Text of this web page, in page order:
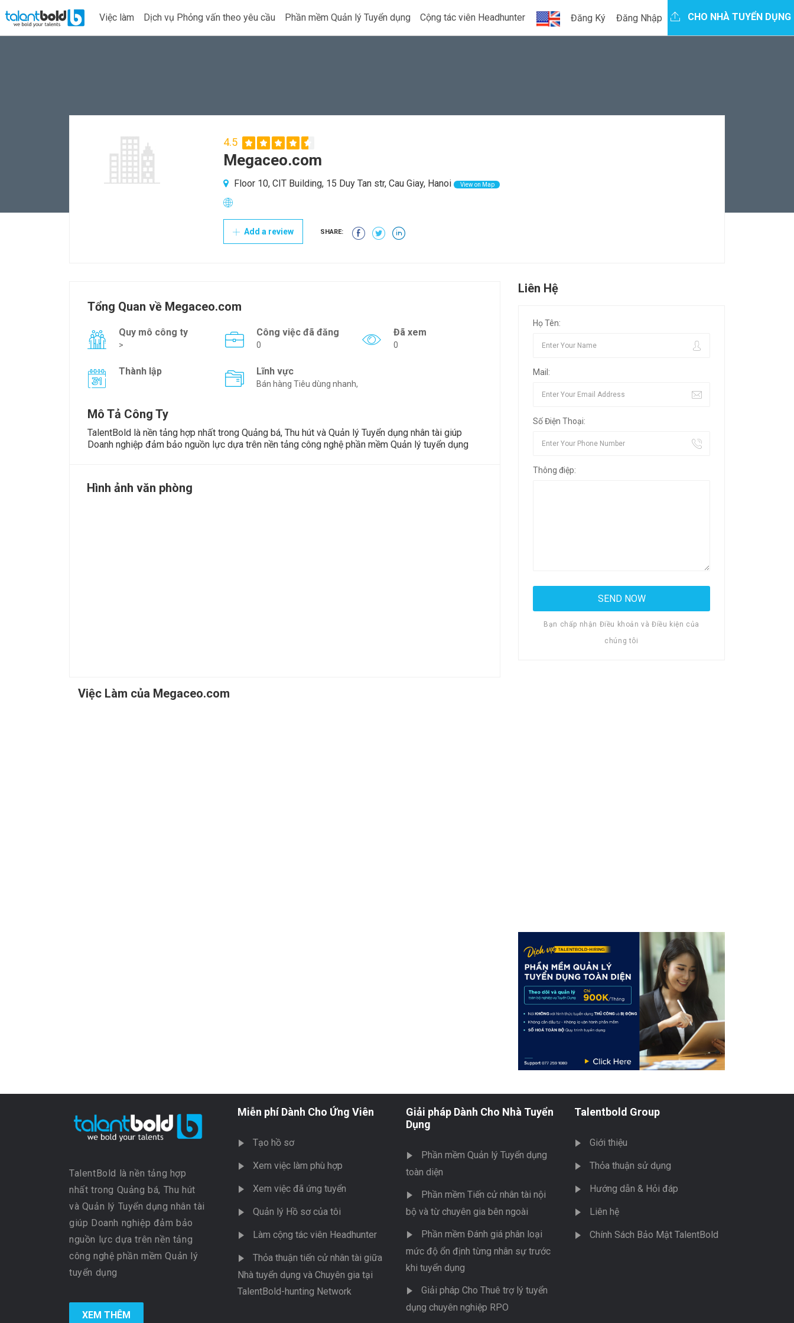
Việc làm Dịch vụ Phỏng vấn theo yêu cầu Phần mềm Quản lý Tuyển dụng Cộng tác viên Headhunter Đăng Ký Đăng Nhập CHO NHÀ TUYỂN DỤNG
4.5
Megaceo.com
Floor 10, CIT Building, 15 Duy Tan str, Cau Giay, Hanoi View on Map
Add a review SHARE:
Tổng Quan về Megaceo.com
Quy mô công ty
>
Công việc đã đăng
0
Đã xem
0
Thành lập Lĩnh vực
Bán hàng Tiêu dùng nhanh,
Mô Tả Công Ty
TalentBold là nền tảng hợp nhất trong Quảng bá, Thu hút và Quản lý Tuyển dụng nhân tài giúp
Doanh nghiệp đảm bảo nguồn lực dựa trên nền tảng công nghệ phần mềm Quản lý tuyển dụng
Hình ảnh văn phòng
Việc Làm của Megaceo.com
Liên Hệ
Họ Tên:
Mail:
Số Điện Thoại:
Thông điệp:
Bạn chấp nhận Điều khoản và Điều kiện của
chúng tôi
TalentBold là nền tảng hợp
nhất trong Quảng bá, Thu hút
và Quản lý Tuyển dụng nhân tài
giúp Doanh nghiệp đảm bảo
nguồn lực dựa trên nền tảng
công nghệ phần mềm Quản lý
tuyển dụng
XEM THÊM
Miễn phí Dành Cho Ứng Viên
Tạo hồ sơ
Xem việc làm phù hợp
Xem việc đã ứng tuyển
Quản lý Hồ sơ của tôi
Làm cộng tác viên Headhunter
Thỏa thuận tiến cử nhân tài giữa
Nhà tuyển dụng và Chuyên gia tại
TalentBold-hunting Network
Giải pháp Dành Cho Nhà Tuyển
Dụng
Phần mềm Quản lý Tuyển dụng
toàn diện
Phần mềm Tiến cử nhân tài nội
bộ và từ chuyên gia bên ngoài
Phần mềm Đánh giá phân loại
mức độ ổn định từng nhân sự trước
khi tuyển dụng
Giải pháp Cho Thuê trợ lý tuyển
dụng chuyên nghiệp RPO
Talentbold Group
Giới thiệu
Thỏa thuận sử dụng
Hướng dẫn & Hỏi đáp
Liên hệ
Chính Sách Bảo Mật TalentBold